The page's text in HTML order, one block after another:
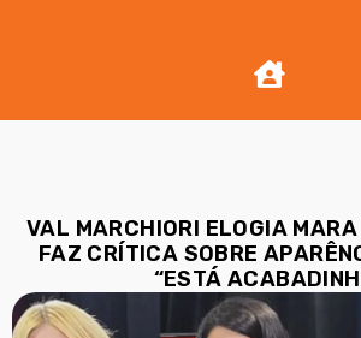
VAL MARCHIORI ELOGIA
FAZ CRÍTICA SOBRE
“ESTÁ